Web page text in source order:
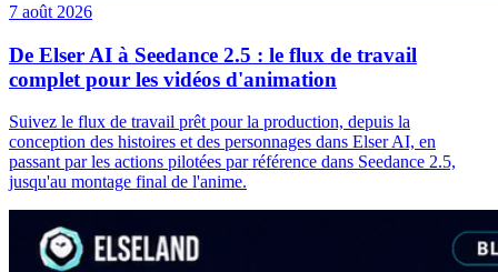
7 août 2026
De Elser AI à Seedance 2.5 : le flux de travail
complet pour les vidéos d'animation
Suivez le flux de travail prêt pour la production, depuis la
conception des histoires et des personnages dans Elser AI, en
passant par les actions pilotées par référence dans Seedance 2.5,
jusqu'au montage final de l'anime.